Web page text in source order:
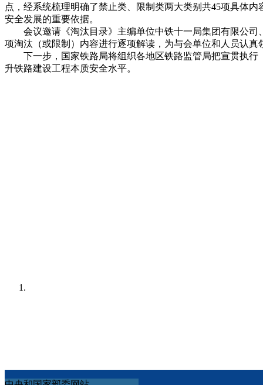
点，经系统梳理明确了禁止类、限制类两大类别共45项具体
安全发展的重要依据。
会议邀请《淘汰目录》主编单位中铁十一局集团有限公司
项淘汰（或限制）内容进行逐项解读，为与会单位和人员认
下一步，国家铁路局将组织各地区铁路监管局把宣贯执行
升铁路建设工程本质安全水平。